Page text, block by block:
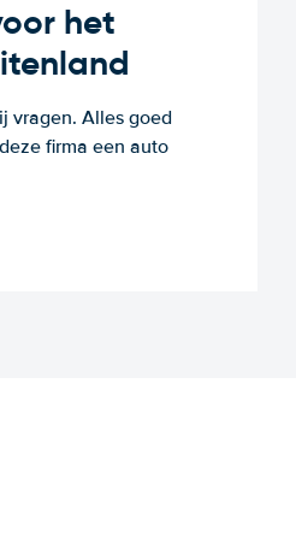
het
vragen. Alles goed
firma een auto